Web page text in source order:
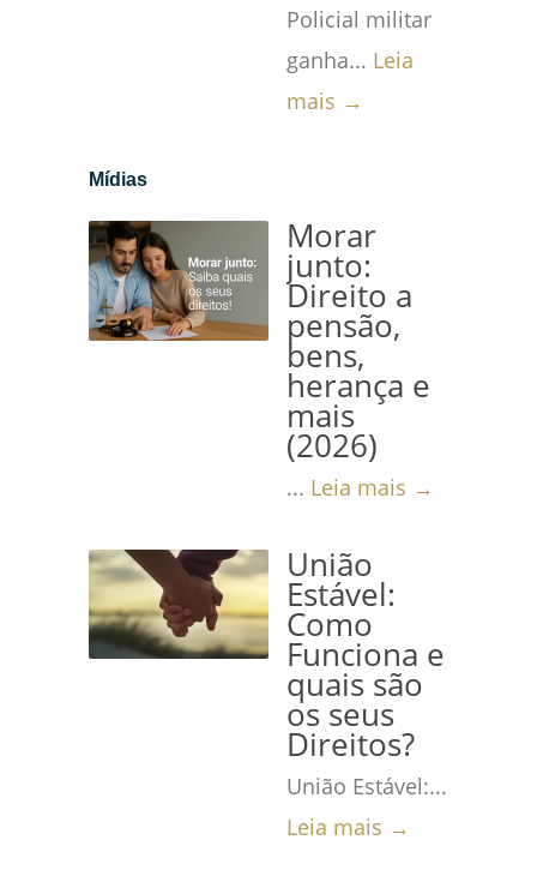
Policial militar
ganha... Leia
mais →
Mídias
Morar
junto:
Direito a
pensão,
bens,
herança e
mais
(2026)
... Leia mais →
União
Estável:
Como
Funciona e
quais são
os seus
Direitos?
União Estável:...
Leia mais →